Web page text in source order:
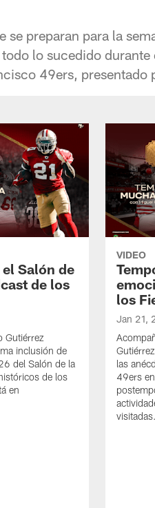
se preparan para la
lo sucedido
49ers, presentado
Salón de
de los
Gutiérrez
inclusión de
del Salón de la
de los
en
VIDEO
los
Jan 21,
las
49ers
visitadas.